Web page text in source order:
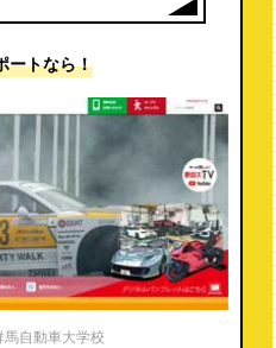
ートなら！
馬自動車大学校